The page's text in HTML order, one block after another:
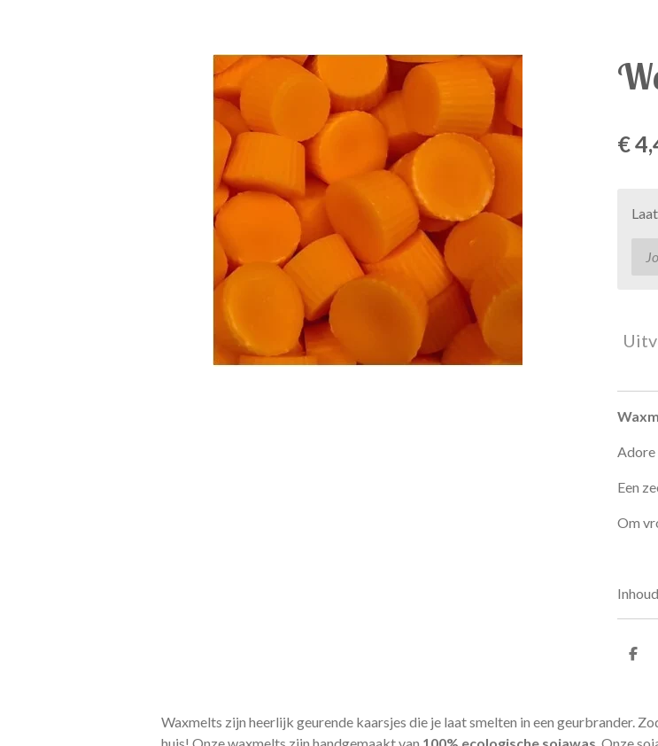
€
Adore
Een
Om
D
n
Waxmelts zijn heerlijk geurende kaarsjes die je laat smelten in een geurbrander.